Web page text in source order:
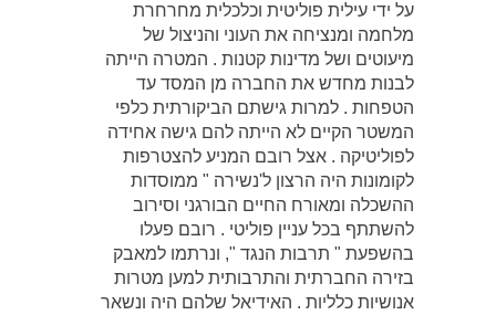
על ידי עילית פוליטית וכלכלית מחרחרת
מלחמה ומנציחה את העוני והניצול של
מיעוטים ושל מדינות קטנות . המטרה הייתה
לבנות מחדש את החברה מן המסד עד
הטפחות . למרות גישתם הביקורתית כלפי
המשטר הקיים לא הייתה להם גישה אחידה
לפוליטיקה . אצל רובם המניע להצטרפות
לקומונות היה הרצון ל'נשירה " ממוסדות
ההשכלה ומאורח החיים הבורגני וסירוב
להשתתף בכל עניין פוליטי . רובם פעלו
בהשפעת " תרבות הנגד ", ונרתמו למאבק
בזירה החברתית והתרבותית למען מטרות
אנושיות כלליות . האידיאל שלהם היה ונשאר